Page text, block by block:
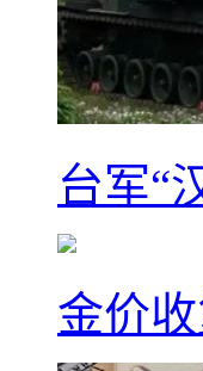
台军“
金价